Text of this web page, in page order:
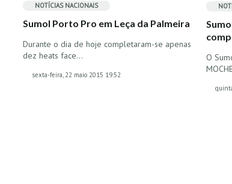
NOTÍCIAS NACIONAIS
Sumol Porto Pro em Leça da Palmeira
Durante o dia de hoje completaram-se apenas
dez heats face…
sexta-feira, 22 maio 2015 19:52
O